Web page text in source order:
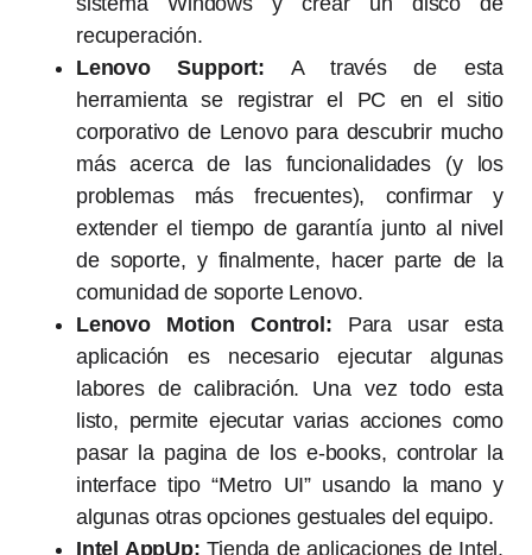
recuperación.
Lenovo Support: A través de esta
herramienta se registrar el PC en el sitio
corporativo de Lenovo para descubrir mucho
más acerca de las funcionalidades (y los
problemas más frecuentes), confirmar y
extender el tiempo de garantía junto al nivel
de soporte, y finalmente, hacer parte de la
comunidad de soporte Lenovo.
Lenovo Motion Control: Para usar esta
aplicación es necesario ejecutar algunas
labores de calibración. Una vez todo esta
listo, permite ejecutar varias acciones como
pasar la pagina de los e-books, controlar la
interface tipo “Metro UI” usando la mano y
algunas otras opciones gestuales del equipo.
Intel AppUp: Tienda de aplicaciones de Intel.